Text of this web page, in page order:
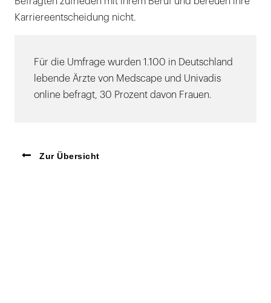
Karriereentscheidung nicht.
Für die Umfrage wurden 1.100 in Deutschland
lebende Ärzte von Medscape und Univadis
online befragt, 30 Prozent davon Frauen.
Zur Übersicht